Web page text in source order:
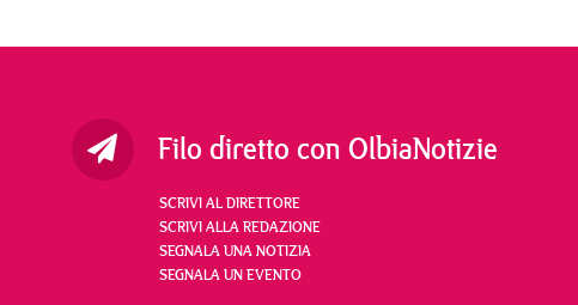
Filo diretto con OlbiaNotizie
SCRIVI AL DIRETTORE
SCRIVI ALLA REDAZIONE
SEGNALA UNA NOTIZIA
SEGNALA UN EVENTO